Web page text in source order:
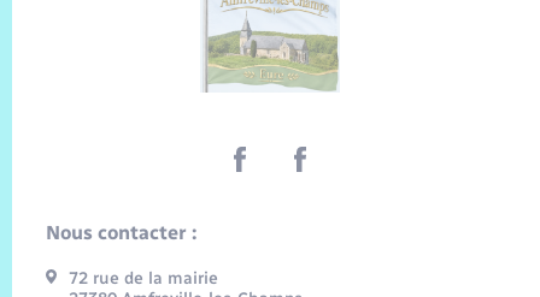
Nous contacter :
72 rue de la mairie